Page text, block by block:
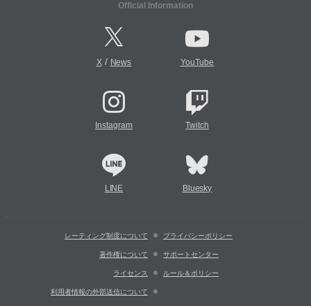
Official Information
X/ News YouTube
Instagram Twitch
LINE Bluesky
レーティング制度について プライバシーポリシー
著作権について サポートセンター
ライセンス ルール＆ポリシー
利用者情報の外部送信について